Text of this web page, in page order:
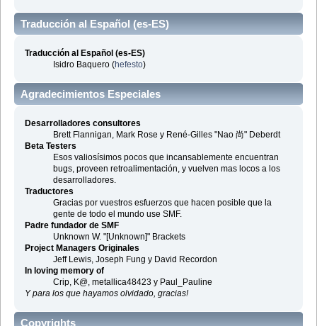
Traducción al Español (es-ES)
Traducción al Español (es-ES)
Isidro Baquero (hefesto)
Agradecimientos Especiales
Desarrolladores consultores
Brett Flannigan, Mark Rose y René-Gilles "Nao 尚" Deberdt
Beta Testers
Esos valiosísimos pocos que incansablemente encuentran
bugs, proveen retroalimentación, y vuelven mas locos a los
desarrolladores.
Traductores
Gracias por vuestros esfuerzos que hacen posible que la
gente de todo el mundo use SMF.
Padre fundador de SMF
Unknown W. "[Unknown]" Brackets
Project Managers Originales
Jeff Lewis, Joseph Fung y David Recordon
In loving memory of
Crip, K@, metallica48423 y Paul_Pauline
Y para los que hayamos olvidado, gracias!
Copyrights